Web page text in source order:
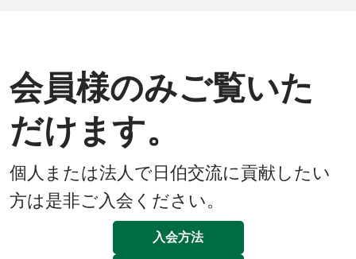
会員様のみご覧いた
だけます。
個人または法人で日伯交流に貢献したい
方は是非ご入会ください。
入会方法